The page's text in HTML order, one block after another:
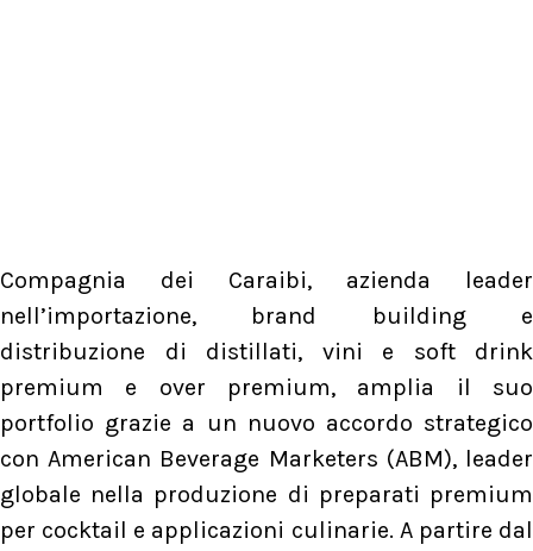
Compagnia dei Caraibi, azienda leader
nell’importazione, brand building e
distribuzione di distillati, vini e soft drink
premium e over premium, amplia il suo
portfolio grazie a un nuovo accordo strategico
con American Beverage Marketers (ABM), leader
globale nella produzione di preparati premium
per cocktail e applicazioni culinarie. A partire dal